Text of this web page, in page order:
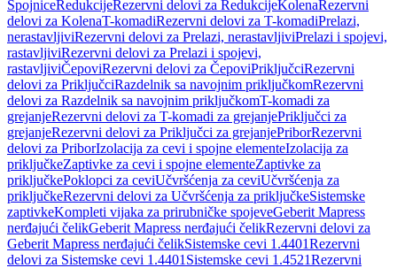
SpojniceRedukcijeRezervni delovi za RedukcijeKolenaRezervni
delovi za KolenaT-komadiRezervni delovi za T-komadiPrelazi,
nerastavljiviRezervni delovi za Prelazi, nerastavljiviPrelazi i spojevi,
rastavljiviRezervni delovi za Prelazi i spojevi,
rastavljiviČepoviRezervni delovi za ČepoviPriključciRezervni
delovi za PriključciRazdelnik sa navojnim priključkomRezervni
delovi za Razdelnik sa navojnim priključkomT-komadi za
grejanjeRezervni delovi za T-komadi za grejanjePriključci za
grejanjeRezervni delovi za Priključci za grejanjePriborRezervni
delovi za PriborIzolacija za cevi i spojne elementeIzolacija za
priključkeZaptivke za cevi i spojne elementeZaptivke za
priključkePoklopci za ceviUčvršćenja za ceviUčvršćenja za
priključkeRezervni delovi za Učvršćenja za priključkeSistemske
zaptivkeKompleti vijaka za prirubničke spojeveGeberit Mapress
nerđajući čelikGeberit Mapress nerđajući čelikRezervni delovi za
Geberit Mapress nerđajući čelikSistemske cevi 1.4401Rezervni
delovi za Sistemske cevi 1.4401 Sistemske cevi 1.4521Rezervni